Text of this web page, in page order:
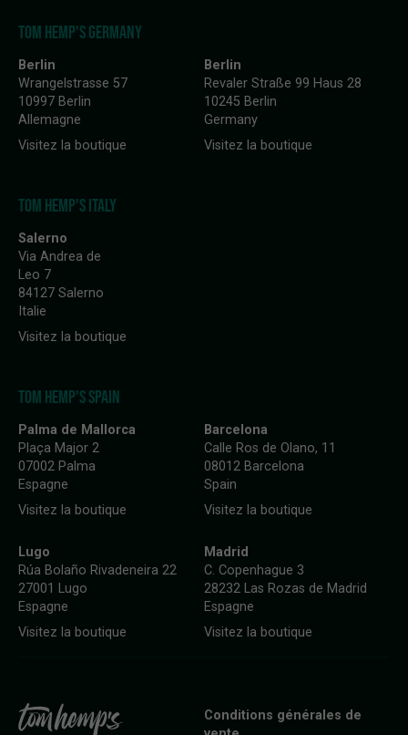
TOM HEMP'S GERMANY
Berlin
Wrangelstrasse 57
10997 Berlin
Allemagne
Visitez la boutique
Berlin
Revaler Straße 99 Haus 28
10245 Berlin
Germany
Visitez la boutique
TOM HEMP'S ITALY
Salerno
Via Andrea de
Leo 7
84127 Salerno
Italie
Visitez la boutique
TOM HEMP'S SPAIN
Palma de Mallorca
Plaça Major 2
07002 Palma
Espagne
Visitez la boutique
Barcelona
Calle Ros de Olano, 11
08012 Barcelona
Spain
Visitez la boutique
Lugo
Rúa Bolaño Rivadeneira 22
27001 Lugo
Espagne
Visitez la boutique
Madrid
C. Copenhague 3
28232 Las Rozas de Madrid
Espagne
Visitez la boutique
Conditions générales de